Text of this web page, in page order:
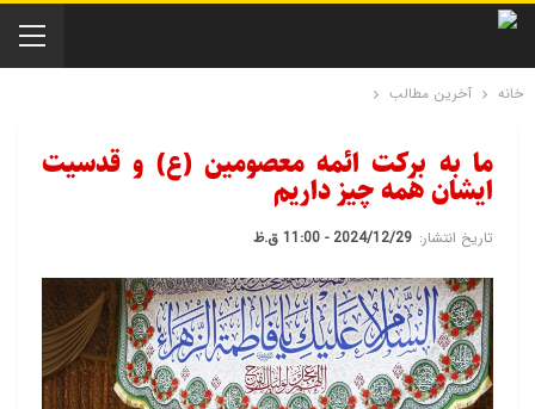
خانه آخرین مطالب
ما به برکت ائمه معصومین (ع) و قدسیت
ایشان همه چیز داریم
تاریخ انتشار: 2024/12/29 - 11:00 ق.ظ